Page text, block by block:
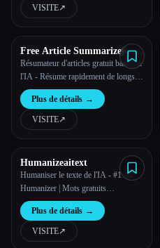
VISITE↗︎
Free Article Summarizer –
Get the Insights with
Powerful AI
Résumateur d'articles gratuit basé sur
l'IA - Résume rapidement de longs
textes
Plus de détails →
VISITE↗︎
Humanizeaitext
Humaniser le texte de l'IA - #1 AI
Humanizer | Mots gratuits
ILLIMITÉS
Plus de détails →
VISITE↗︎